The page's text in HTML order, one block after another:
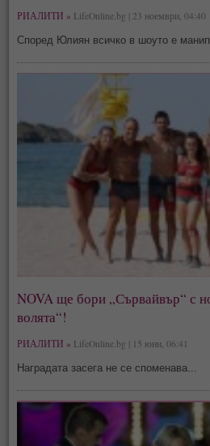
РИАЛИТИ » LifeOnline.bg | 23 ноември, 04:40
Според Юлиян всичко в шоуто е
NOVA ще бори „Сървайвър“ с
волята“!
РИАЛИТИ » LifeOnline.bg | 15 юни, 06:41
Наградата засега не се споменава...